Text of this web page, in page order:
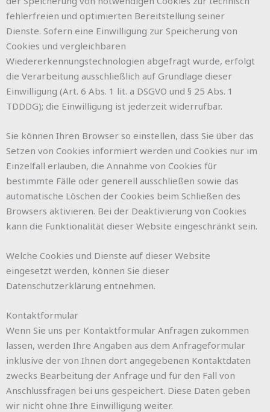
fehlerfreien und optimierten Bereitstellung seiner
Dienste. Sofern eine Einwilligung zur Speicherung von
Cookies und vergleichbaren
Wiedererkennungstechnologien abgefragt wurde, erfolgt
die Verarbeitung ausschließlich auf Grundlage dieser
Einwilligung (Art. 6 Abs. 1 lit. a DSGVO und § 25 Abs. 1
TDDDG); die Einwilligung ist jederzeit widerrufbar.
Sie können Ihren Browser so einstellen, dass Sie über das
Setzen von Cookies informiert werden und Cookies nur im
Einzelfall erlauben, die Annahme von Cookies für
bestimmte Fälle oder generell ausschließen sowie das
automatische Löschen der Cookies beim Schließen des
Browsers aktivieren. Bei der Deaktivierung von Cookies
kann die Funktionalität dieser Website eingeschränkt sein.
Welche Cookies und Dienste auf dieser Website
eingesetzt werden, können Sie dieser
Datenschutzerklärung entnehmen.
Kontaktformular
Wenn Sie uns per Kontaktformular Anfragen zukommen
lassen, werden Ihre Angaben aus dem Anfrageformular
inklusive der von Ihnen dort angegebenen Kontaktdaten
zwecks Bearbeitung der Anfrage und für den Fall von
Anschlussfragen bei uns gespeichert. Diese Daten geben
wir nicht ohne Ihre Einwilligung weiter.